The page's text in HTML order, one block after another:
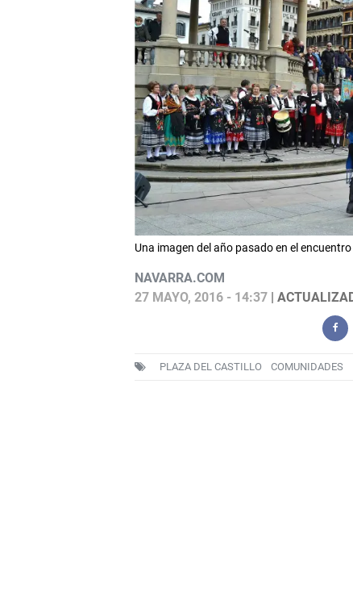
Una imagen del año pasado en el
NAVARRA.COM
27 MAYO, 2016 - 14:37|
PLAZA DEL CASTILLO COMUNIDADES